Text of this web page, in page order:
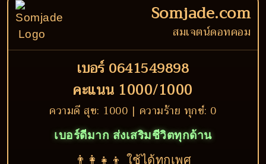
Somjade.com
สมเจตน์ดอทคอม
เบอร์ 0641549898
คะแนน 1000/1000
ความดี สุข: 1000 | ความร้าย ทุกข์: 0
เบอร์ดีมาก ส่งเสริมชีวิตทุกด้าน
👨‍👩‍👧‍👦 ใช้ได้ทุกเพศ